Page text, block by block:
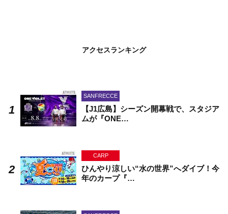
アクセスランキング
SANFRECCE
【J1広島】シーズン開幕戦で、スタジア
ムが『ONE…
CARP
ひんやり涼しい“水の世界”へダイブ！今
年のカープ『…